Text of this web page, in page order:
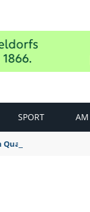
SPORT AM
1:2 Niederlage